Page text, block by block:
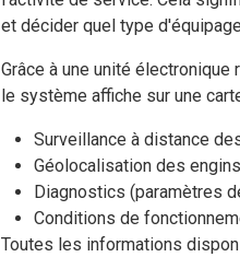
et décider quel type
Grâce à une unité
le système affiche sur une
Surveillance à distance
Géolocalisation des engins
Diagnostics (paramètres
Conditions de
Toutes les informations